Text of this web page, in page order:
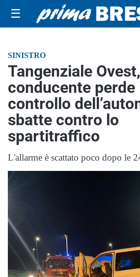
☰
SINISTRO
Tangenziale Ovest,
conducente perde
controllo
sbatte contro lo
spartitraffico
L'allarme è scattato poco dopo le